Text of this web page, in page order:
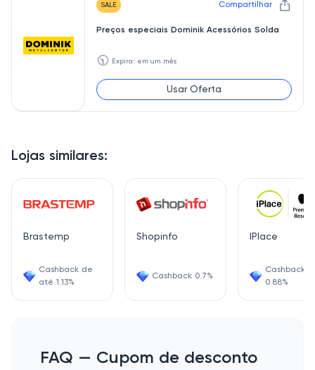
Lojas similares:
Brastemp
Cashback de
até 1.13%
Shopinfo
Cashback 0.7%
IPlace
Cashback
0.88%
SALE Compartilhar
Preços especiais Dominik Acessórios Solda
🕥 Expira: em um mês
Usar Oferta
FAQ — Cupom de desconto